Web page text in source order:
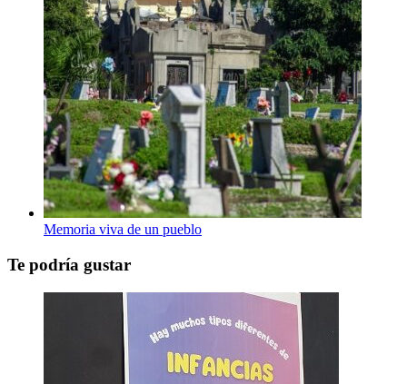
Memoria viva de un pueblo
Te podría gustar